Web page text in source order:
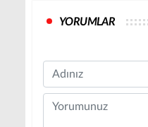
YORUMLAR
Name
Comment